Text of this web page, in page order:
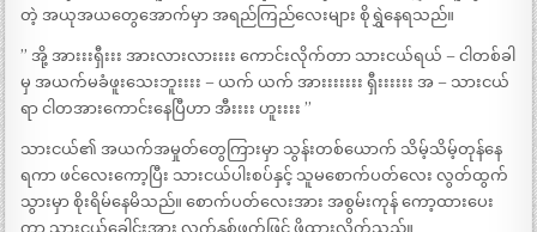
တဲ့ အယုအယတွေအောက်မှာ အရည်ကြည်လေးများ စိုရွှဲနေရသည်။
” အို့ အားးးရှီးးး အားလားလားးးး ကောင်းလိုက်တာ သားငယ်ရယ် – ငါတစ်ခါ
မှ အယက်မခံဖူးသေးဘူးးးး – ယက် ယက် အားးးးးးး ရှီးးးးးး အ – သားငယ်
ရာ ငါတအားကောင်းနေပြီဟာ အီးးးး ဟူးးးး ”
သားငယ်၏ အယက်အမှုတ်တွေကြားမှာ သွန်းတစ်ယောက် သိမ့်သိမ့်တုန်နေ
ရကာ ဖင်လေးကော့ပြီး သားငယ်ပါးစပ်နှင့် သူမစောက်ပတ်လေး လွတ်ထွက်
သွားမှာ စိုးရိမ်နေမိသည်။ စောက်ပတ်လေးအား အစွမ်းကုန် ကော့ထားပေး
ကာ သားငယ်ခေါင်းအား လက်နှစ်ဖက်ဖြင့် ဖိထားလိုက်သည်။